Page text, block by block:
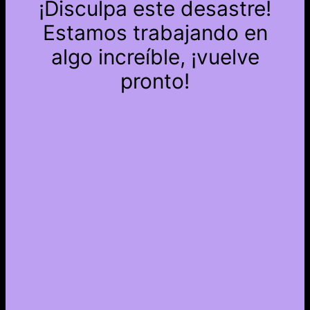
¡Disculpa este desastre!
Estamos trabajando en
algo increíble, ¡vuelve
pronto!